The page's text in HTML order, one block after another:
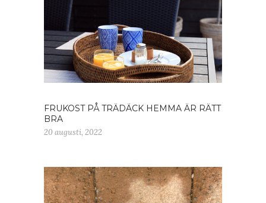
FRUKOST PÅ TRÄDÄCK HEMMA ÄR RÄTT
BRA
20 augusti, 2022